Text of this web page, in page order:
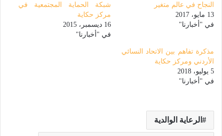
النجاح في عالم متغير
13 مايو، 2017
في "أخبارنا"
شبكة الحماية المجتمعية في
مركز حكاية
16 ديسمبر، 2015
في "أخبارنا"
مذكرة تفاهم بين الاتحاد النسائي
الأردني ومركز حكاية
5 يوليو، 2018
في "أخبارنا"
الرعاية الوالدية